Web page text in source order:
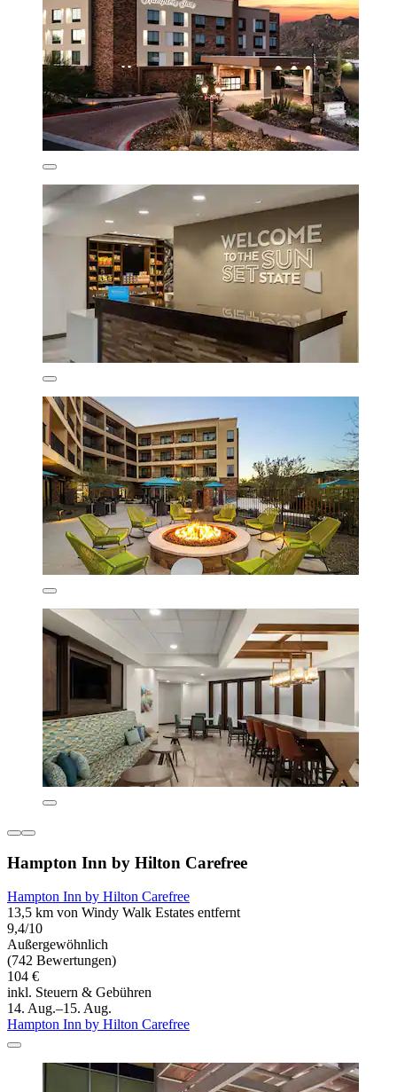
Hampton Inn by Hilton Carefree
Hampton Inn by Hilton Carefree
13,5 km von Windy Walk Estates entfernt
9,4/10
Außergewöhnlich
(742 Bewertungen)
104 €
inkl. Steuern & Gebühren
14. Aug.–15. Aug.
Hampton Inn by Hilton Carefree